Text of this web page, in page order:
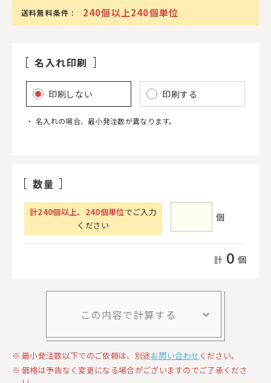
送料無料条件 : 240個以上240個単位
名入れ印刷
印刷しない 印刷する
名入れの場合、最小発注数が異なります。
数量
計240個以上、 240個単位でご入力
ください
個
計 0 個
この内容で計算する
最小発注数以下でのご依頼は、別途お問い合わせください。
価格は予告なく変更になる場合がございますのでご了承くださ